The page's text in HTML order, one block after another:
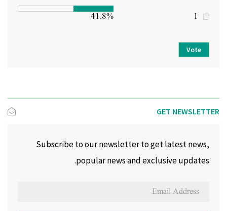
1
41.8%
Vote
GET NEWSLETTER
Subscribe to our newsletter to get latest news,
popular news and exclusive updates.